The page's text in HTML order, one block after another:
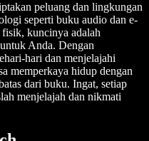
peluang dan lingkungan
seperti buku audio dan e-
fisik, kuncinya adalah
Anda. Dengan
hari dan menjelajahi
memperkaya hidup dengan
dari buku. Ingat, setiap
menjelajah dan nikmati